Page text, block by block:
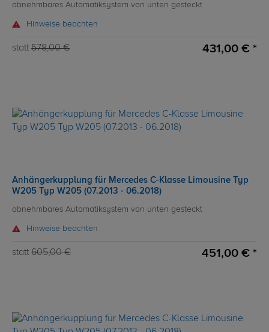
abnehmbares Automatiksystem von unten gesteckt
Hinweise beachten
statt 578,00 € 431,00 € *
Anhängerkupplung für Mercedes C-Klasse Limousine Typ
W205 Typ W205 (07.2013 - 06.2018)
abnehmbares Automatiksystem von unten gesteckt
Hinweise beachten
statt 605,00 € 451,00 € *